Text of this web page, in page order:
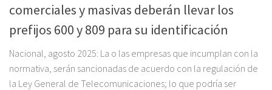
comerciales y masivas deberán llevar los
prefijos 600 y 809 para su identificación
Nacional, agosto 2025: La o las empresas que incumplan con la
normativa, serán sancionadas de acuerdo con la regulación de
la Ley General de Telecomunicaciones; lo que podría ser